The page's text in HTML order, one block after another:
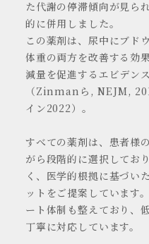
た代謝の停滞傾向が見ら
的に併用しました。
この薬剤は、尿中にブド
体重の両方を改善する効
減量を促進するエビデン
（Zinmanら, NEJM,
イン2022）。
すべての薬剤は、患者様
がら段階的に選択してお
く、医学的根拠に基づい
ットをご提案しています
ート体制も整えており、
丁寧に対応しています。